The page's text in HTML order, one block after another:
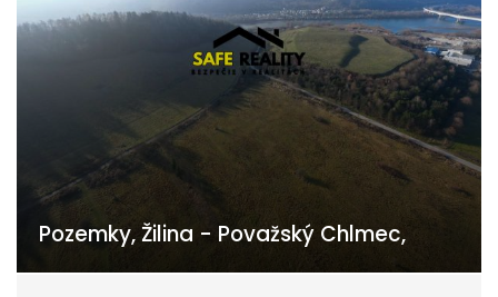
Pozemky, Žilina - Považský Chlmec,